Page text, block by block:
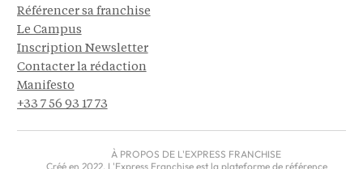
Référencer sa franchise
Le Campus
Inscription Newsletter
Contacter la rédaction
Manifesto
+33 7 56 93 17 73
À PROPOS DE L'EXPRESS FRANCHISE
Créé en 2022, L'Express Franchise est la plateforme de référence